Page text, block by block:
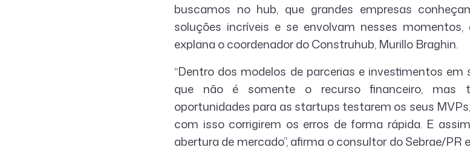
buscamos no hub, que grandes empresas
soluções incríveis e se envolvam nesses
explana o coordenador do Construhub, Murillo Braghin.
“Dentro dos modelos de parcerias e investimentos
que não é somente o recurso financeiro, mas
oportunidades para as startups testarem os seus
com isso corrigirem os erros de forma rápida. E
abertura de mercado”, afirma o consultor do Sebrae/